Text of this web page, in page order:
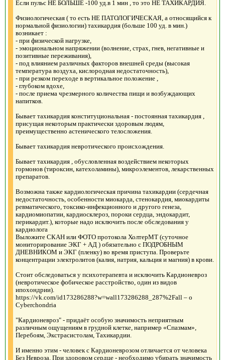
Если пульс НЕ БОЛЬШЕ -100 уд.в 1 мин , то это НЕ ТАХИКАРДИЯ.
Физиологическая ( то есть НЕ ПАТОЛОГИЧЕСКАЯ, а относящийся к
нормальной физиологии) тахикардия (больше 100 уд. в мин.)
возникает :
- при физической нагрузке,
- эмоциональном напряжении (волнение, страх, гнев, негативные и
позитивные переживания),
- под влиянием различных факторов внешней среды (высокая
температура воздуха, кислородная недостаточность),
- при резком переходе в вертикальное положение ,
- глубоком вдохе,
- после приема чрезмерного количества пищи и возбуждающих
напитков.
Бывает тахикардия конституциональная - постоянная тахикардия ,
присущая некоторым практически здоровым людям,
преимущественно астенического телосложения.
Бывает тахикардия невротического происхождения.
Бывает тахикардия , обусловленная воздействием некоторых
гормонов (тироксин, катехоламины), микроэлементов, лекарственных
препаратов.
Возможна также кардиологическая причина тахикардии (сердечная
недостаточность, особенности миокарда, стенокардия, миокардиты
ревматического, токсико-инфекционного и другого генеза,
кардиомиопатии, кардиосклероз, пороки сердца, эндокардит,
перикардит.), которые надо исключить после обследования у
кардиолога
Выложите СКАН или ФОТО протокола ХолтерМТ (суточное
мониторирование ЭКГ + АД ) обязательно с ПОДРОБНЫМ
ДНЕВНИКОМ и ЭКГ (пленку) во время приступа. Проверьте
концентрации электролитов (калия, натрия, кальция и магния) в крови.
Стоит обследоваться у психотерапевта и исключить Кардионевроз
(невротическое фобическое расстройство, один из видов
ипохондрии).
https://vk.com/id173286288?w=wall173286288_287%2Fall – о
Сyberchondria
"Кардионевроз" - придаёт особую значимость неприятным
различным ощущениям в грудной клетке, например «Спазмам»,
Перебоям, Экстрасистолам, Тахикардии.
И именно этим - человек с Кардионеврозом отличается от человека
Без Невроза. При здоровом сердце - необходимо убирать значимость